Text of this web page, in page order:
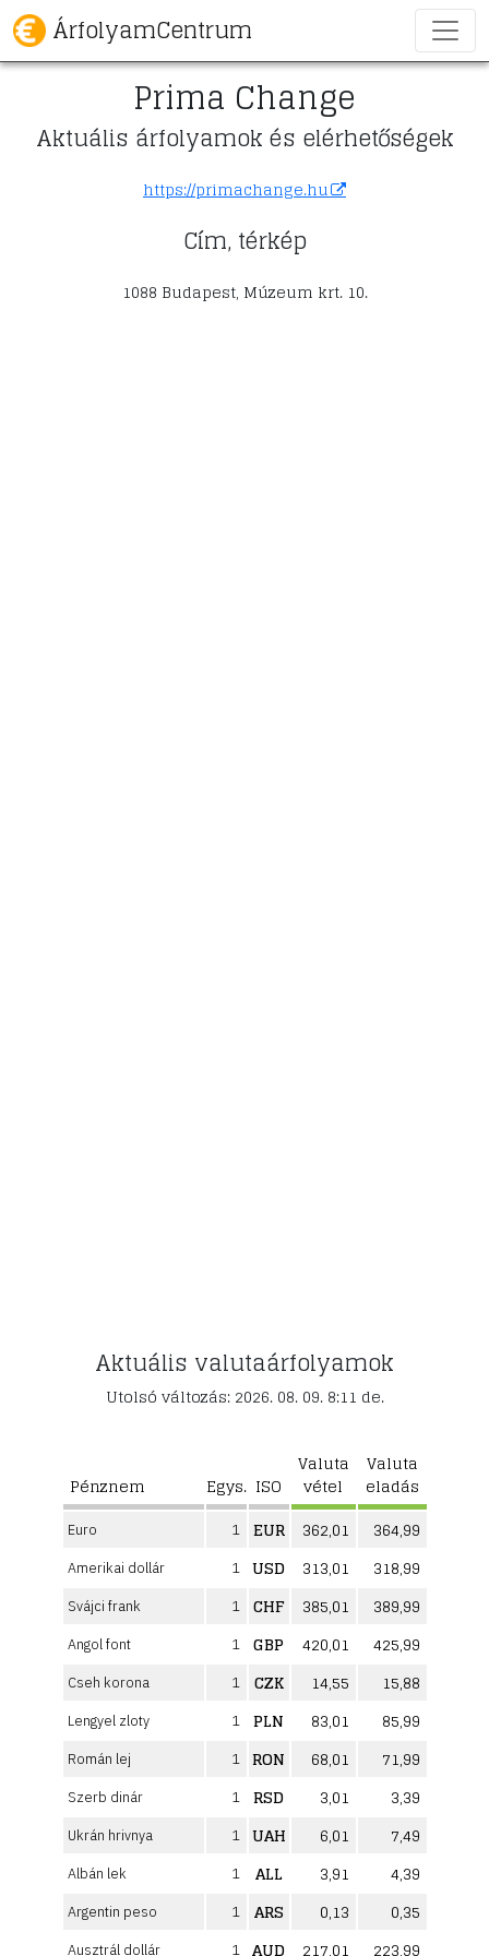
ÁrfolyamCentrum
Prima Change
Aktuális árfolyamok és elérhetőségek
https://primachange.hu
Cím, térkép
1088 Budapest, Múzeum krt. 10.
Aktuális valutaárfolyamok
Utolsó változás: 2026. 08. 09. 8:11 de.
Pénznem Egys. ISO
Valuta
vétel
Valuta
eladás
Euro 1 EUR 362,01 364,99
Amerikai dollár 1 USD 313,01 318,99
Svájci frank 1 CHF 385,01 389,99
Angol font 1 GBP 420,01 425,99
Cseh korona 1 CZK 14,55 15,88
Lengyel zloty 1 PLN 83,01 85,99
Román lej 1 RON 68,01 71,99
Szerb dinár 1 RSD 3,01 3,39
Ukrán hrivnya 1 UAH 6,01 7,49
Albán lek 1 ALL 3,91 4,39
Argentin peso 1 ARS 0,13 0,35
Ausztrál dollár 1 AUD 217,01 223,99